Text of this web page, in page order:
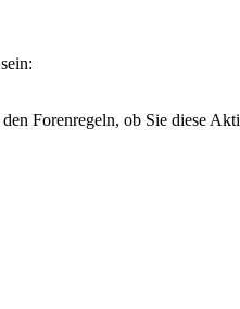
Forenregeln, ob Sie diese